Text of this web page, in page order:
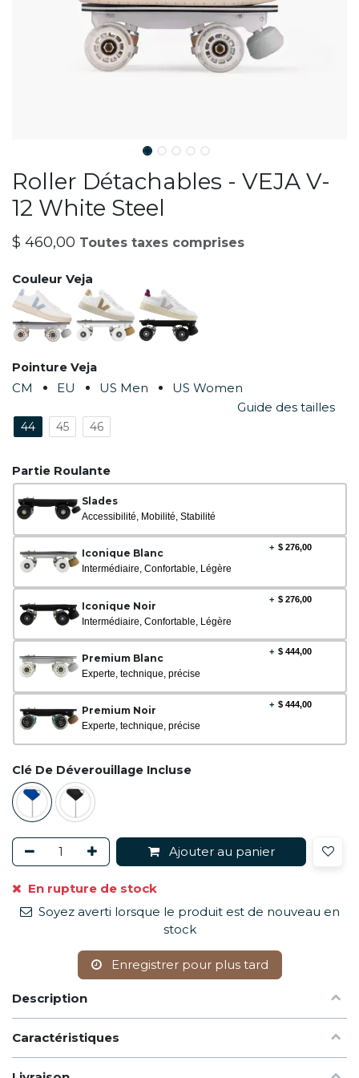
Roller Détachables - VEJA V-
12 White Steel
$ 460,00 Toutes taxes comprises
Couleur Veja
Pointure Veja
CM EU US Men
US Women
Guide des tailles
44 45 46
Partie Roulante
Slades
Accessibilité, Mobilité, Stabilité
Iconique Blanc
Intermédiaire, Confortable, Légère
+ $ 276,00
Iconique Noir
Intermédiaire, Confortable, Légère
+ $ 276,00
Premium Blanc
Experte, technique, précise
+ $ 444,00
Premium Noir
Experte, technique, précise
+ $ 444,00
Clé De Déverouillage Incluse
Ajouter au panier
En rupture de stock
Soyez averti lorsque le produit est de nouveau en
stock
Enregistrer pour plus tard
Description
Caractéristiques